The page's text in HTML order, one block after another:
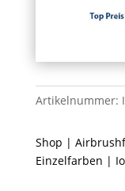
Artikelnummer:
Shop |
Einzelfarben |